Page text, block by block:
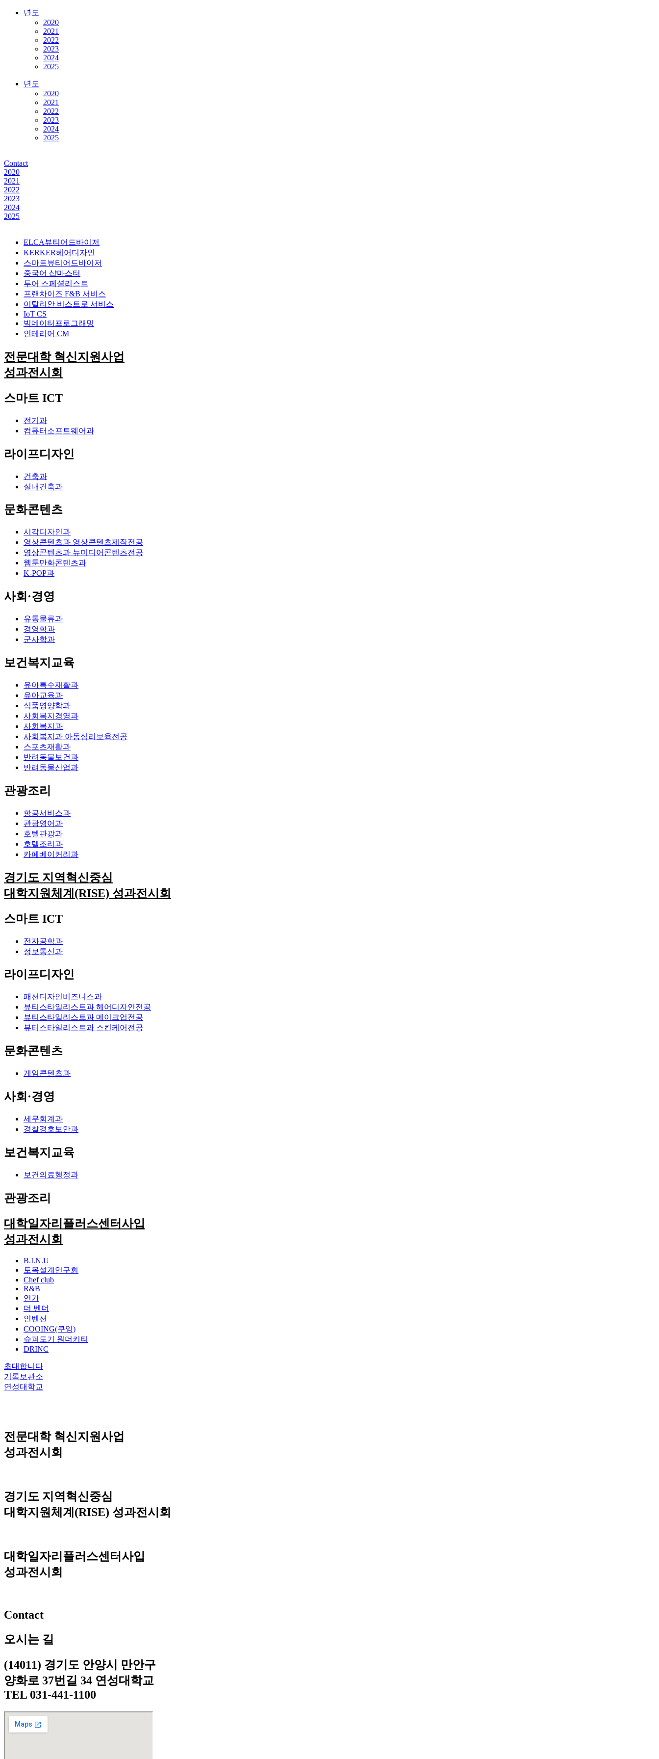
년도
2020
2021
2022
2023
2024
2025
년도
2020
2021
2022
2023
2024
2025
Contact
2020
2021
2022
2023
2024
2025
ELCA뷰티어드바이저
KERKER헤어디자인
스마트뷰티어드바이저
중국어 샵마스터
투어 스페셜리스트
프랜차이즈 F&B 서비스
이탈리안 비스트로 서비스
IoT CS
빅데이터프로그래밍
인테리어 CM
전문대학 혁신지원사업
성과전시회
스마트 ICT
전기과
컴퓨터소프트웨어과
라이프디자인
건축과
실내건축과
문화콘텐츠
시각디자인과
영상콘텐츠과 영상콘텐츠제작전공
영상콘텐츠과 뉴미디어콘텐츠전공
웹툰만화콘텐츠과
K-POP과
사회·경영
유통물류과
경영학과
군사학과
보건복지교육
유아특수재활과
유아교육과
식품영양학과
사회복지경영과
사회복지과
사회복지과 아동심리보육전공
스포츠재활과
반려동물보건과
반려동물산업과
관광조리
항공서비스과
관광영어과
호텔관광과
호텔조리과
카페베이커리과
경기도 지역혁신중심
대학지원체계(RISE) 성과전시회
스마트 ICT
전자공학과
정보통신과
라이프디자인
패션디자인비즈니스과
뷰티스타일리스트과 헤어디자인전공
뷰티스타일리스트과 메이크업전공
뷰티스타일리스트과 스킨케어전공
문화콘텐츠
게임콘텐츠과
사회·경영
세무회계과
경찰경호보안과
보건복지교육
보건의료행정과
관광조리
대학일자리플러스센터사입
성과전시회
B.I.N.U
토목설계연구회
Chef club
R&B
연가
더 벤더
인벤션
COOING(쿠잉)
슈퍼도기 원더키티
DRINC
초대합니다
기록보관소
연성대학교
전문대학 혁신지원사업
성과전시회
경기도 지역혁신중심
대학지원체계(RISE) 성과전시회
대학일자리플러스센터사입
성과전시회
Contact
오시는 길
(14011) 경기도 안양시 만안구
양화로 37번길 34 연성대학교
TEL 031-441-1100